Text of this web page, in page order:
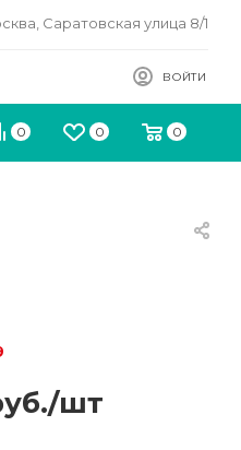
Саратовская улица 8/1
ВОЙТИ
0 0 0
/шт